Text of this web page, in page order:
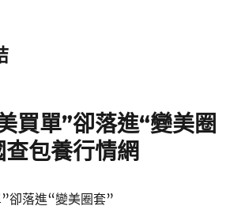
買單”卻落進“變美圈
查包養行情網
卻落進“變美圈套”